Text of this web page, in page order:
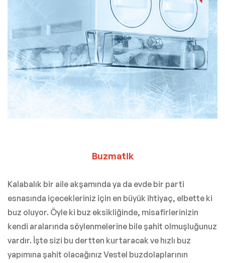
Buzmatik
Kalabalık bir aile akşamında ya da evde bir parti
esnasında içecekleriniz için en büyük ihtiyaç, elbette ki
buz oluyor. Öyle ki buz eksikliğinde, misafirlerinizin
kendi aralarında söylenmelerine bile şahit olmuşluğunuz
vardır. İşte sizi bu dertten kurtaracak ve hızlı buz
yapımına şahit olacağınız Vestel buzdolaplarının